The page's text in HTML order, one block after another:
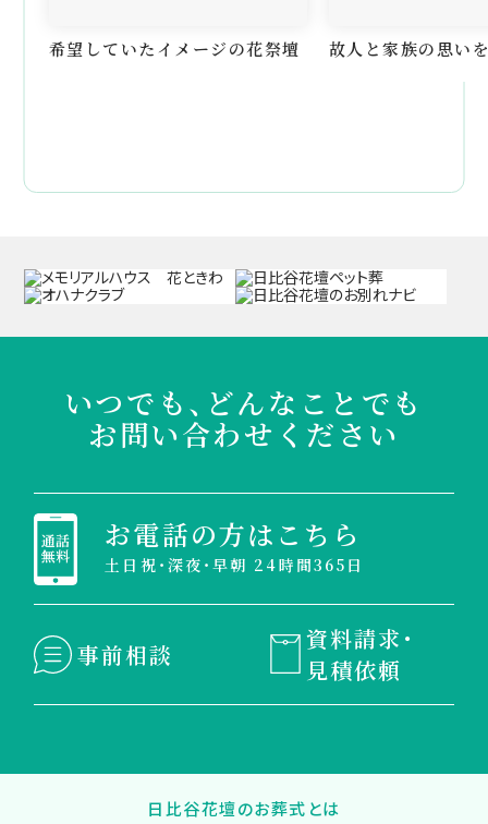
希望していたイメージの花祭壇 故人と家族の思い
いつでも、どんなことでも
お問い合わせください
お電話の方はこちら
土日祝・深夜・早朝 24時間365日
事前相談
資料請求・
見積依頼
日比谷花壇のお葬式とは